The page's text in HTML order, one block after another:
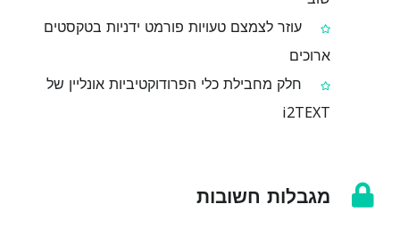
עוזר לצמצם טעויות פורמט ידניות בטקסטים
ארוכים
חלק מחבילת כלי הפרודוקטיביות אונליין של
i2TEXT
מגבלות חשובות